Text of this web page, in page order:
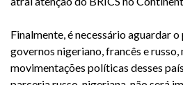
Finalmente, é necessário aguardar
governos nigeriano, francês e russo,
movimentações políticas desses